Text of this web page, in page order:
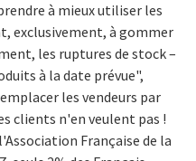
à mieux utiliser les
exclusivement, à gommer
les ruptures de stock –
à la date prévue",
les vendeurs par
clients n'en veulent pas !
Française de la